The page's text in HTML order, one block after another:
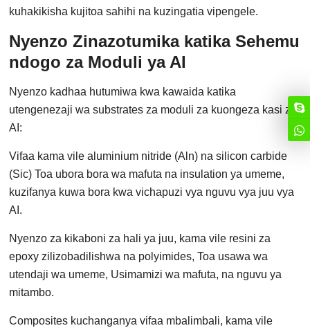
kuhakikisha kujitoa sahihi na kuzingatia vipengele.
Nyenzo Zinazotumika katika Sehemu
ndogo za Moduli ya AI
Nyenzo kadhaa hutumiwa kwa kawaida katika
utengenezaji wa substrates za moduli za kuongeza kasi za
AI:
Vifaa kama vile aluminium nitride (Aln) na silicon carbide
(Sic) Toa ubora bora wa mafuta na insulation ya umeme,
kuzifanya kuwa bora kwa vichapuzi vya nguvu vya juu vya
AI.
Nyenzo za kikaboni za hali ya juu, kama vile resini za
epoxy zilizobadilishwa na polyimides, Toa usawa wa
utendaji wa umeme, Usimamizi wa mafuta, na nguvu ya
mitambo.
Composites kuchanganya vifaa mbalimbali, kama vile